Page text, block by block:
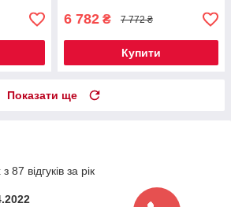
6 782 ₴ 7 772 ₴
Купити
Показати ще
87 відгуків за рік